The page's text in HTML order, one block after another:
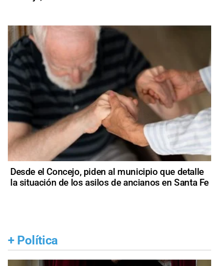
Desde el Concejo, piden al municipio que detalle
la situación de los asilos de ancianos en Santa Fe
+ Política